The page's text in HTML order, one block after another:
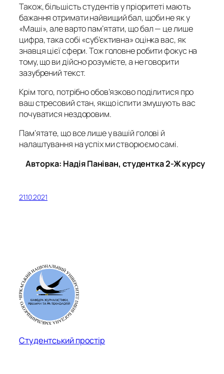
Також, більшість студентів у пріоритеті мають
бажання отримати найвищий бал, щоби не як у
«Маші», але варто пам’ятати, що бал — це лише
цифра, така собі «суб’єктивна» оцінка вас, як
знавця цієї сфери. Тож головне робити фокус на
тому, що ви дійсно розумієте, а не говорити
зазубрений текст.
Крім того, потрібно обов’язково поділитися про
ваш стресовий стан, якщо іспити змушують вас
почуватися нездоровим.
Пам’ятате, що все лише у вашій голові й
налаштування на успіх ми створюємо самі.
Авторка: Надія Паніван, студентка 2-Ж курсу
21.10.2021
Студентський простір